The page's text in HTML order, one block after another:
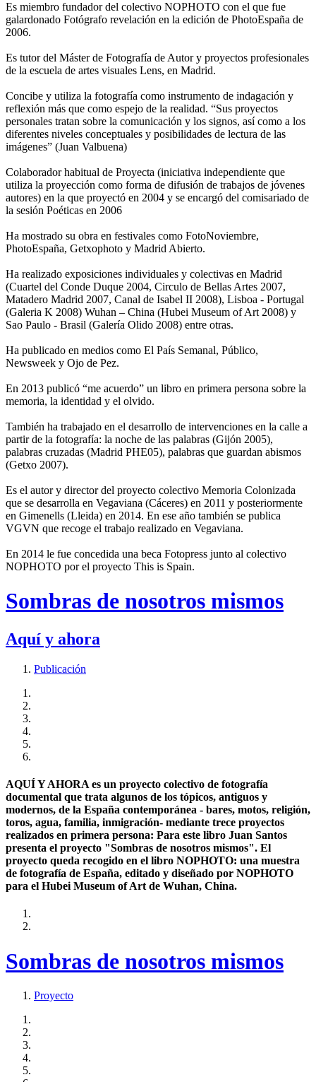
Es miembro fundador del colectivo NOPHOTO con el que fue
galardonado Fotógrafo revelación en la edición de PhotoEspaña de
2006.
Es tutor del Máster de Fotografía de Autor y proyectos profesionales
de la escuela de artes visuales Lens, en Madrid.
Concibe y utiliza la fotografía como instrumento de indagación y
reflexión más que como espejo de la realidad. “Sus proyectos
personales tratan sobre la comunicación y los signos, así como a los
diferentes niveles conceptuales y posibilidades de lectura de las
imágenes” (Juan Valbuena)
Colaborador habitual de Proyecta (iniciativa independiente que
utiliza la proyección como forma de difusión de trabajos de jóvenes
autores) en la que proyectó en 2004 y se encargó del comisariado de
la sesión Poéticas en 2006
Ha mostrado su obra en festivales como FotoNoviembre,
PhotoEspaña, Getxophoto y Madrid Abierto.
Ha realizado exposiciones individuales y colectivas en Madrid
(Cuartel del Conde Duque 2004, Circulo de Bellas Artes 2007,
Matadero Madrid 2007, Canal de Isabel II 2008), Lisboa - Portugal
(Galeria K 2008) Wuhan – China (Hubei Museum of Art 2008) y
Sao Paulo - Brasil (Galería Olido 2008) entre otras.
Ha publicado en medios como El País Semanal, Público,
Newsweek y Ojo de Pez.
En 2013 publicó “me acuerdo” un libro en primera persona sobre la
memoria, la identidad y el olvido.
También ha trabajado en el desarrollo de intervenciones en la calle a
partir de la fotografía: la noche de las palabras (Gijón 2005),
palabras cruzadas (Madrid PHE05), palabras que guardan abismos
(Getxo 2007).
Es el autor y director del proyecto colectivo Memoria Colonizada
que se desarrolla en Vegaviana (Cáceres) en 2011 y posteriormente
en Gimenells (Lleida) en 2014. En ese año también se publica
VGVN que recoge el trabajo realizado en Vegaviana.
En 2014 le fue concedida una beca Fotopress junto al colectivo
NOPHOTO por el proyecto This is Spain.
Sombras de nosotros mismos
Aquí y ahora
Publicación
AQUÍ Y AHORA es un proyecto colectivo de fotografía
documental que trata algunos de los tópicos, antiguos y
modernos, de la España contemporánea - bares, motos, religión,
toros, agua, familia, inmigración- mediante trece proyectos
realizados en primera persona: Para este libro Juan Santos
presenta el proyecto "Sombras de nosotros mismos". El
proyecto queda recogido en el libro NOPHOTO: una muestra
de fotografía de España, editado y diseñado por NOPHOTO
para el Hubei Museum of Art de Wuhan, China.
Sombras de nosotros mismos
Proyecto